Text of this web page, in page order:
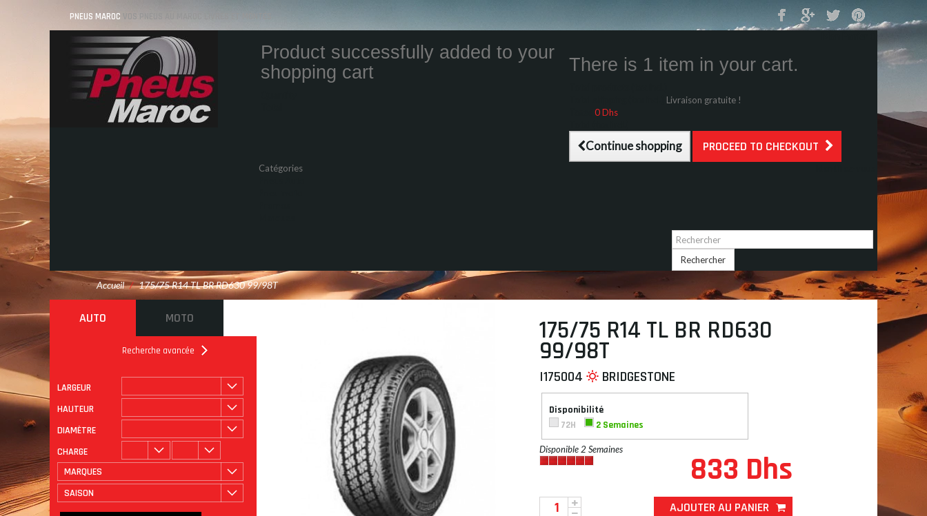
PNEUS MAROC VOS PNEUS AU MAROC LIVRÉS ET MONTÉS
Product successfully added to your
shopping cart
There is 1 item in your cart.
Livraison gratuite !
0 Dhs
Continue shopping PROCEED TO CHECKOUT
Catégories
Rechercher
Accueil / 175/75 R14 TL BR RD630 99/98T
AUTO MOTO
Recherche avancée
LARGEUR
HAUTEUR
DIAMÈTRE
CHARGE
MARQUES
SAISON
175/75 R14 TL BR RD630
99/98T
I175004 BRIDGESTONE
Disponibilité
72H
2 Semaines
Disponible 2 Semaines
833 Dhs
AJOUTER AU PANIER